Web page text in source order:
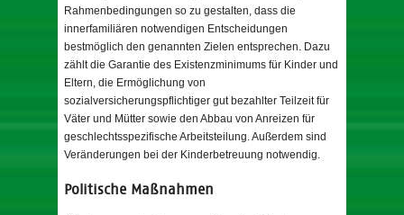
Rahmenbedingungen so zu gestalten, dass die
innerfamiliären notwendigen Entscheidungen
bestmöglich den genannten Zielen entsprechen. Dazu
zählt die Garantie des Existenzminimums für Kinder und
Eltern, die Ermöglichung von
sozialversicherungspflichtiger gut bezahlter Teilzeit für
Väter und Mütter sowie den Abbau von Anreizen für
geschlechtsspezifische Arbeitsteilung. Außerdem sind
Veränderungen bei der Kinderbetreuung notwendig.
Politische Maßnahmen